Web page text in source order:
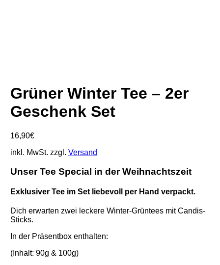
Grüner Winter Tee – 2er
Geschenk Set
16,90€
inkl. MwSt. zzgl. Versand
Unser Tee Special in der Weihnachtszeit
Exklusiver Tee im Set liebevoll per Hand verpackt.
Dich erwarten zwei leckere Winter-Grüntees mit Candis-
Sticks.
In der Präsentbox enthalten:
(Inhalt: 90g & 100g)